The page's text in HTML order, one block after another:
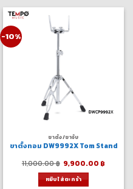
-10%
ขาตั้ง/ขาจับ
ขาตั้งทอม DW9992X Tom Stand
11,000.00฿ Original
price
was:
11,000.00 ฿.
9,900.00 ฿
หยิบใส่ตะกร้า